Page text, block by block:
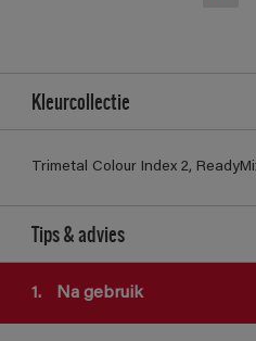
Kleurcollectie
Trimetal Colour Index 2,
Tips & advies
1. Na gebruik